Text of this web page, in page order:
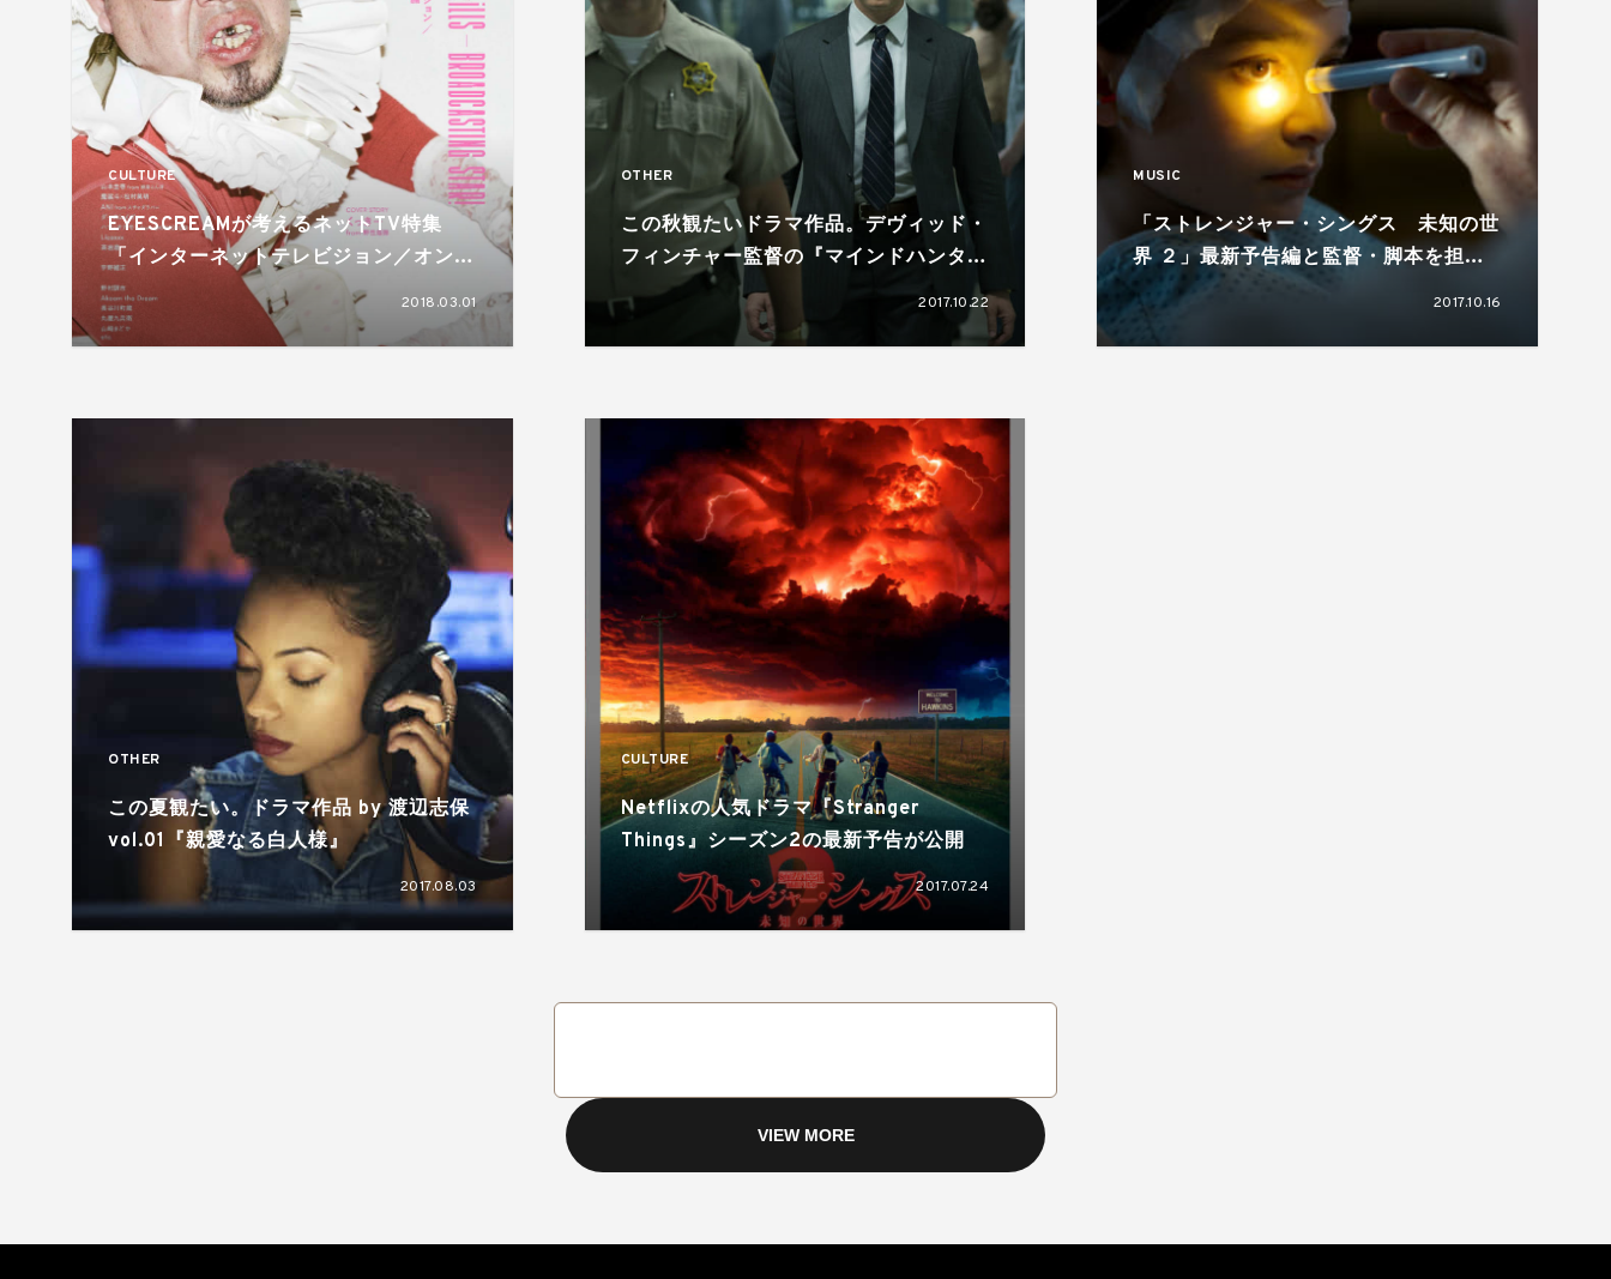
CULTURE
EYESCREAMが考えるネットTV特集
「インターネットテレビジョン／オンデ
マンドメディア論」Internet TV kills
BROADCASTING STAR! 3月1日発売
2018.03.01
OTHER
この秋観たいドラマ作品。デヴィッド・
フィンチャー監督の『マインドハンタ
ー』
2017.10.22
MUSIC
「ストレンジャー・シングス 未知の世
界 ２」最新予告編と監督・脚本を担う
ダファー兄弟のコメントが到着
2017.10.16
OTHER
この夏観たい。ドラマ作品 by 渡辺志保
vol.01『親愛なる白人様』
2017.08.03
CULTURE
Netflixの人気ドラマ『Stranger
Things』シーズン2の最新予告が公開
2017.07.24
VIEW MORE